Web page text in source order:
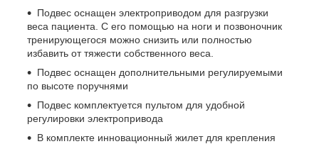
Подвес оснащен электроприводом для разгрузки
веса пациента. С его помощью на ноги и позвоночник
тренирующегося можно снизить или полностью
избавить от тяжести собственного веса.
Подвес оснащен дополнительными регулируемыми
по высоте поручнями
Подвес комплектуется пультом для удобной
регулировки электропривода
В комплекте инновационный жилет для крепления